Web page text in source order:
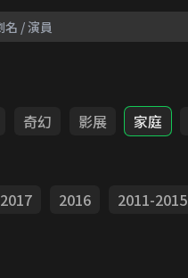
奇幻 影展 家庭
2017 2016 2011-2015